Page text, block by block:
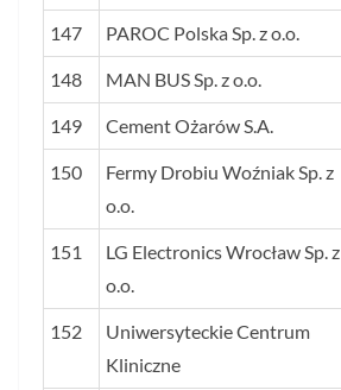
147 PAROC Polska Sp. z o.o.
148 MAN BUS Sp. z o.o.
149 Cement Ożarów S.A.
150
Fermy Drobiu Woźniak Sp. z
o.o.
151
LG Electronics Wrocław Sp. z
o.o.
152
Uniwersyteckie Centrum
Kliniczne